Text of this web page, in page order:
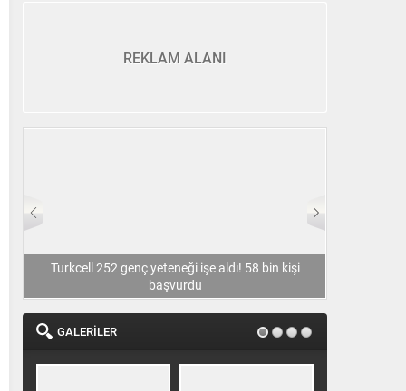
REKLAM ALANI
Turkcell 252 genç yeteneği işe aldı! 58 bin kişi
başvurdu
GALERİLER